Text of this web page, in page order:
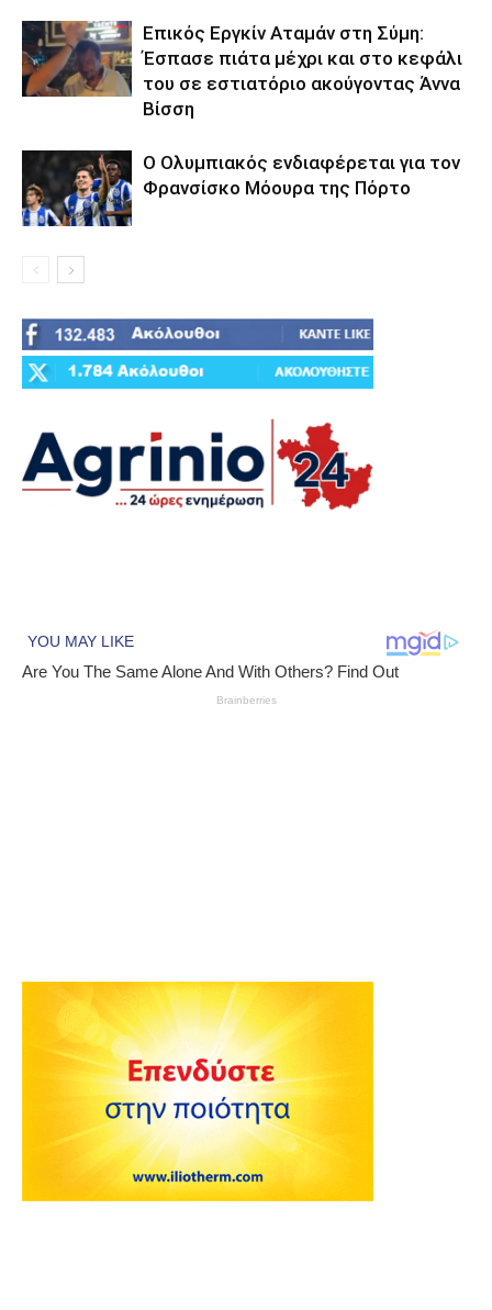
Επικός Εργκίν Αταμάν στη Σύμη:
Έσπασε πιάτα μέχρι και στο κεφάλι
του σε εστιατόριο ακούγοντας Άννα
Βίσση
Ο Ολυμπιακός ενδιαφέρεται για τον
Φρανσίσκο Μόουρα της Πόρτο